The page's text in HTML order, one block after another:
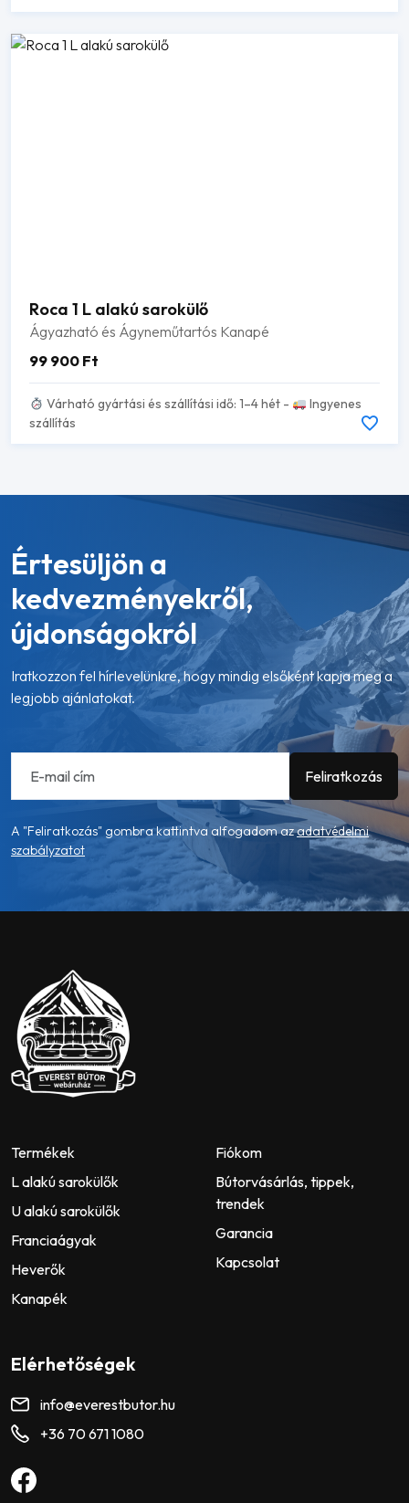
Roca 1 L alakú sarokülő
Ágyazható és Ágyneműtartós Kanapé
99 900 Ft
Várható gyártási és szállítási idő: 1–4 hét -
Ingyenes
szállítás
Értesüljön a
kedvezményekről,
újdonságokról
Iratkozzon fel hírlevelünkre, hogy mindig elsőként kapja meg a
legjobb ajánlatokat.
A "Feliratkozás" gombra kattintva alfogadom azadatvédelmi
szabályzatot
Termékek
L alakú sarokülők
U alakú sarokülők
Franciaágyak
Heverők
Kanapék
Fiókom
Bútorvásárlás, tippek,
trendek
Garancia
Kapcsolat
Elérhetőségek
info@everestbutor.hu
+36 70 671 1080